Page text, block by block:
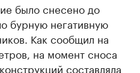
было снесено до
бурную негативную
Как сообщил на
на момент сноса
составляла